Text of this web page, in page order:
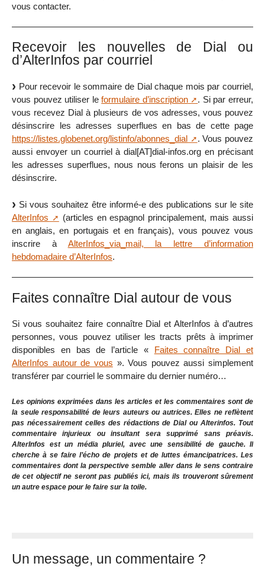
vous contacter.
Recevoir les nouvelles de Dial ou
d’AlterInfos par courriel
Pour recevoir le sommaire de Dial chaque mois par courriel,
vous pouvez utiliser leformulaire d’inscription
. Si par erreur,
vous recevez Dial à plusieurs de vos adresses, vous pouvez
désinscrire les adresses superflues en bas de cette page
https://listes.globenet.org/listinfo/abonnes_dial
. Vous pouvez
aussi envoyer un courriel à dial[AT]dial-infos.org en précisant
les adresses superflues, nous nous ferons un plaisir de les
désinscrire.
Si vous souhaitez être informé-e des publications sur le site
AlterInfos
(articles en espagnol principalement, mais aussi
en anglais, en portugais et en français), vous pouvez vous
inscrire à AlterInfos_via_mail, la lettre d’information
hebdomadaire d’AlterInfos.
Faites connaître Dial autour de vous
Si vous souhaitez faire connaître Dial et AlterInfos à d’autres
personnes, vous pouvez utiliser les tracts prêts à imprimer
disponibles en bas de l’article « Faites connaître Dial et
AlterInfos autour de vous ». Vous pouvez aussi simplement
transférer par courriel le sommaire du dernier numéro…
Les opinions exprimées dans les articles et les commentaires sont de
la seule responsabilité de leurs auteurs ou autrices. Elles ne reflètent
pas nécessairement celles des rédactions de Dial ou Alterinfos. Tout
commentaire injurieux ou insultant sera supprimé sans préavis.
AlterInfos est un média pluriel, avec une sensibilité de gauche. Il
cherche à se faire l’écho de projets et de luttes émancipatrices. Les
commentaires dont la perspective semble aller dans le sens contraire
de cet objectif ne seront pas publiés ici, mais ils trouveront sûrement
un autre espace pour le faire sur la toile.
Un message, un commentaire ?